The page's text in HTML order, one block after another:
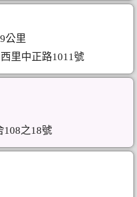
公里
里中正路1011號
108之18號